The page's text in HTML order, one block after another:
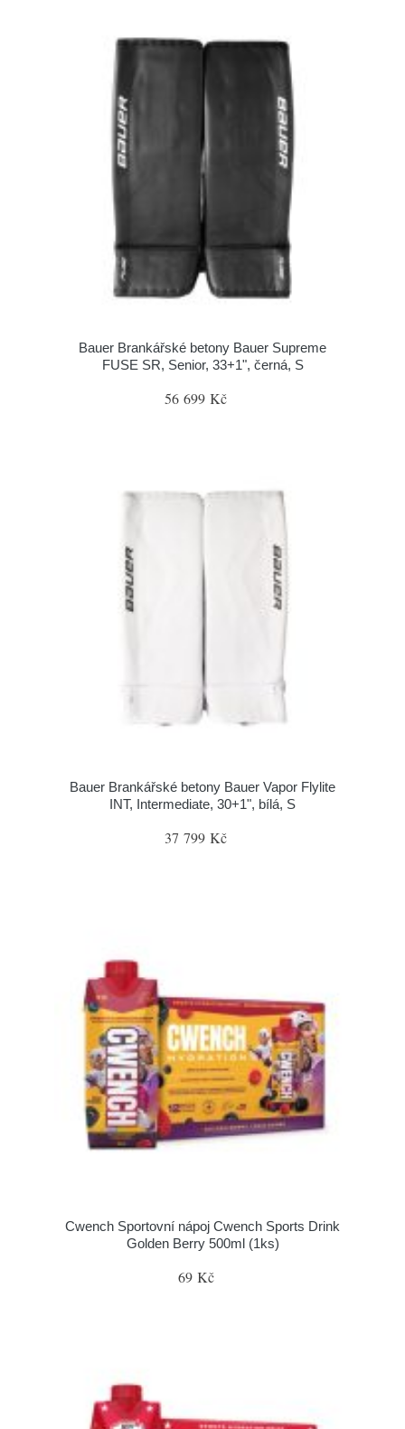
Bauer Brankářské betony Bauer Supreme
FUSE SR, Senior, 33+1", černá, S
56 699 Kč
Bauer Brankářské betony Bauer Vapor Flylite
INT, Intermediate, 30+1", bílá, S
37 799 Kč
Cwench Sportovní nápoj Cwench Sports Drink
Golden Berry 500ml (1ks)
69 Kč